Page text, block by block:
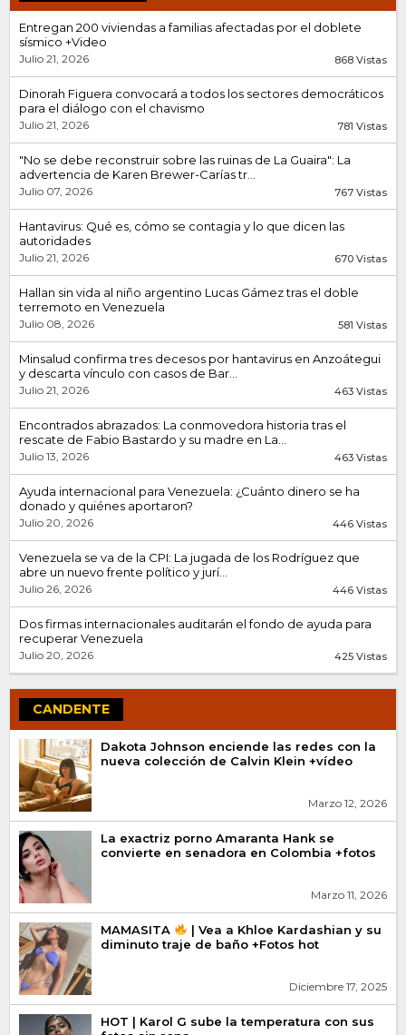
Entregan 200 viviendas a familias afectadas por el doblete
sísmico +Video
Julio 21, 2026 868 Vistas
Dinorah Figuera convocará a todos los sectores democráticos
para el diálogo con el chavismo
Julio 21, 2026 781 Vistas
"No se debe reconstruir sobre las ruinas de La Guaira": La
advertencia de Karen Brewer-Carías tr...
Julio 07, 2026 767 Vistas
Hantavirus: Qué es, cómo se contagia y lo que dicen las
autoridades
Julio 21, 2026 670 Vistas
Hallan sin vida al niño argentino Lucas Gámez tras el doble
terremoto en Venezuela
Julio 08, 2026 581 Vistas
Minsalud confirma tres decesos por hantavirus en Anzoátegui
y descarta vínculo con casos de Bar...
Julio 21, 2026 463 Vistas
Encontrados abrazados: La conmovedora historia tras el
rescate de Fabio Bastardo y su madre en La...
Julio 13, 2026 463 Vistas
Ayuda internacional para Venezuela: ¿Cuánto dinero se ha
donado y quiénes aportaron?
Julio 20, 2026 446 Vistas
Venezuela se va de la CPI: La jugada de los Rodríguez que
abre un nuevo frente político y jurí...
Julio 26, 2026 446 Vistas
Dos firmas internacionales auditarán el fondo de ayuda para
recuperar Venezuela
Julio 20, 2026 425 Vistas
CANDENTE
Dakota Johnson enciende las redes con la
nueva colección de Calvin Klein +vídeo
Marzo 12, 2026
La exactriz porno Amaranta Hank se
convierte en senadora en Colombia +fotos
Marzo 11, 2026
MAMASITA
| Vea a Khloe Kardashian y su
diminuto traje de baño +Fotos hot
Diciembre 17, 2025
HOT | Karol G sube la temperatura con sus